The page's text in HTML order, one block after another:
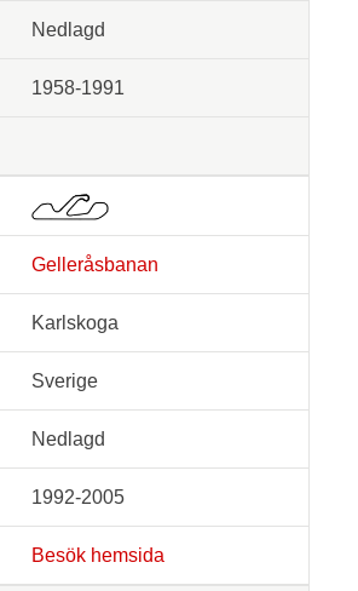
Nedlagd
1958-1991
Gelleråsbanan
Karlskoga
Sverige
Nedlagd
1992-2005
Besök hemsida